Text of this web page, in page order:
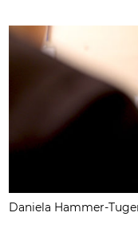
Daniela Hammer-